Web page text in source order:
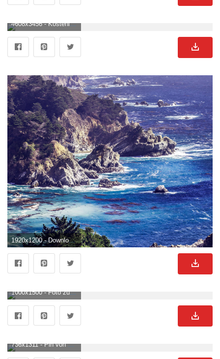
4608x3456 - Kostenloses Foto zum Thema: 4k wallpaper, bäume, berg, draußen, felsen, felsig, friedlich, friedvoll, gebirge, HD hintergrundbild, high tatras, holz, idyllisch, kiefern, koniferen, landschaft, landschaftlich, natur, natur wallpaper, naturfotografie. Felsen Hintergrundbild für Computer.
1920x1200 - Downloaden Sie Kostenlose Ästhetischer Sommer Laptop Wallpaper, Ästhetischer Sommer Laptop Wallpaper KOSTENLOS. Felsen Hintergrundbild für Computer.
1000x1500 - Foto zum Thema Die Sonne geht über dem Meer und den Felsen unter. Felsen Bild.
736x1311 - Pin von The Sunday Mode. Lifestyle + auf Travel. Hintergrundbilder natur, Schöne tapeten, Strand wallpaper. Felsen Hintergrundbild.